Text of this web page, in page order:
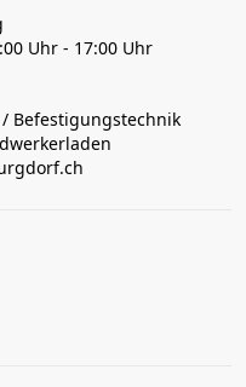
Uhr - 17:00 Uhr
Befestigungstechnik